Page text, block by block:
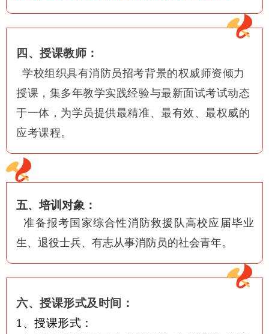
四、授课教师：
学校组织具有消防员招考背景的权威师资倾力
授课，集多年教学实践经验与最新面试考试动态
于一体，为学员提供最精准、最有效、最权威的
应考课程。
五、培训对象：
准备报考 国家综合性消防救援队 高校应届毕业
生、退役士兵、有志从事消防员的社会青年。
六、授课形式及时间：
1、授课形式：